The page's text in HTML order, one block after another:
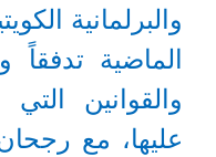
والبرلمانية
الماضية
والقوانين
عليها، مع